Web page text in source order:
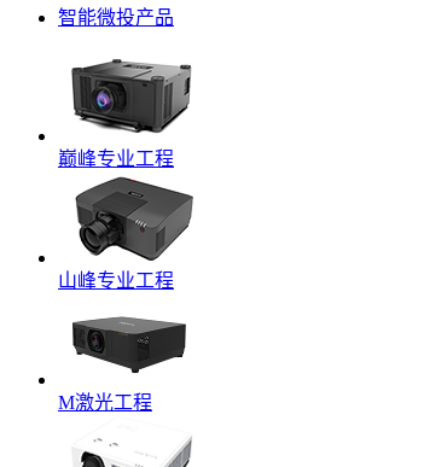
智能微投产品
巅峰专业工程
山峰专业工程
M激光工程